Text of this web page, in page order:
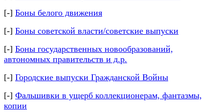
[-] Боны белого движения
[-] Боны советской власти/советские выпуски
[-] Боны государственных новообразований,
автономных правительств и д.р.
[-] Городские выпуски Гражданской Войны
[-] Фальшивки в ущерб коллекционерам, фантазмы,
копии